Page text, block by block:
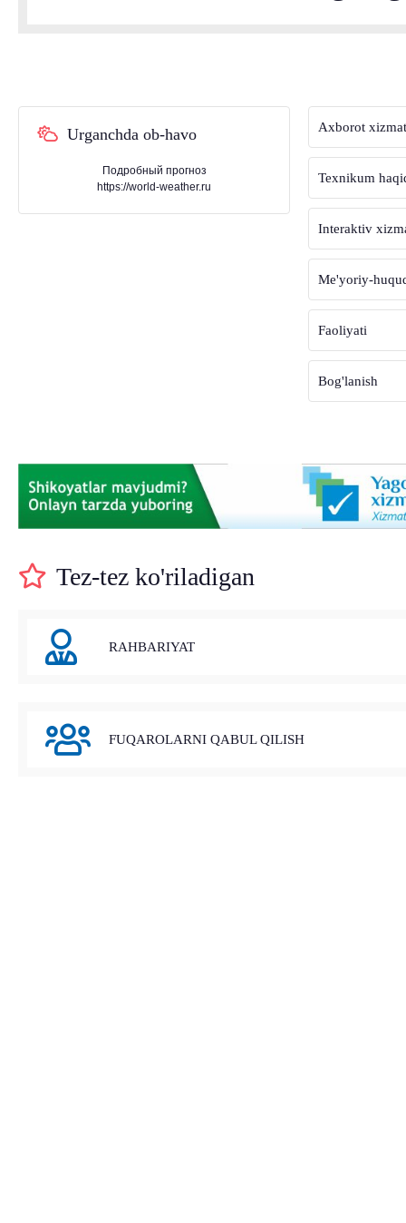
Urganchda ob-havo
Подробный прогноз
https://world-weather.ru
Axborot
Texnikum
Interaktiv
Me'yoriy-
Faoliyati
Bog'lanish
Tez-tez ko'riladigan
RAHBARIYAT
FUQAROLARNI QABUL QILISH